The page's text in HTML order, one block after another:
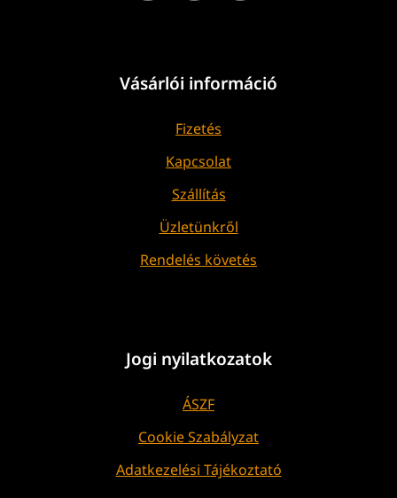
Vásárlói információ
Fizetés
Kapcsolat
Szállítás
Üzletünkről
Rendelés követés
Jogi nyilatkozatok
ÁSZF
Cookie Szabályzat
Adatkezelési Tájékoztató